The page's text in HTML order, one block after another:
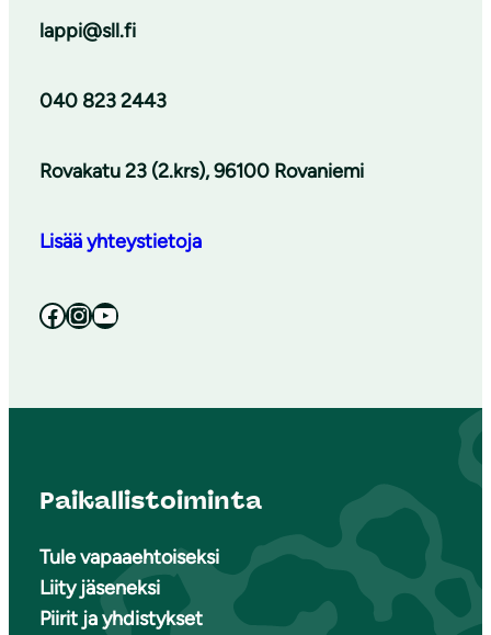
lappi@sll.fi
040 823 2443
Rovakatu 23 (2.krs), 96100 Rovaniemi
Lisää yhteystietoja
Facebook InstagramYouTube
Paikallistoiminta
Tule vapaaehtoiseksi
Liity jäseneksi
Piirit ja yhdistykset